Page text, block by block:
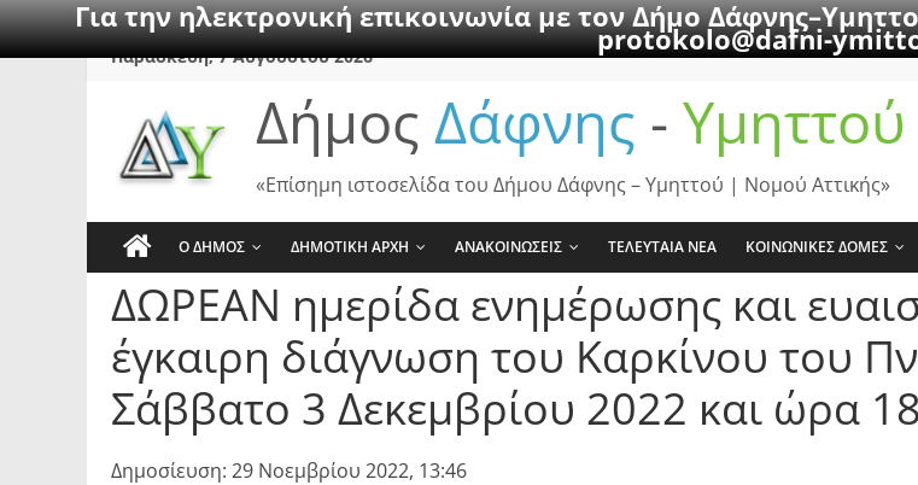
Για την ηλεκτρονική επικοινωνία με τον Δήμο
protokolo@dafni-
SkipΠαρασκευή, 7 Αυγούστου 2026
Δήμος Δάφνης - Υμηττού
«Επίσημη ιστοσελίδα του Δήμου Δάφνης – Υμηττού | Νομού Αττικής»
Ο ΔΗΜΟΣ ΔΗΜΟΤΙΚΗ ΑΡΧΗ ΑΝΑΚΟΙΝΩΣΕΙΣ ΤΕΛΕΥΤΑΙΑ ΝΕΑ ΚΟΙΝΩΝΙΚΕΣ ΔΟΜΕΣ
ΔΩΡΕΑΝ ημερίδα ενημέρωσης και
έγκαιρη διάγνωση του Καρκίνου του
Σάββατο 3 Δεκεμβρίου 2022 και ώρα
Δημοσίευση: 29 Νοεμβρίου 2022, 13:46